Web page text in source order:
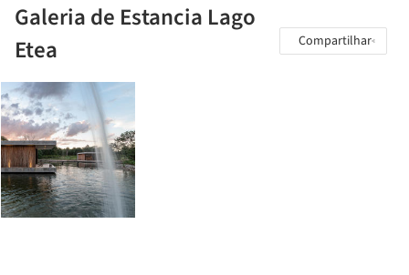
Galeria de Estancia Lago
Etea
Compartilhar